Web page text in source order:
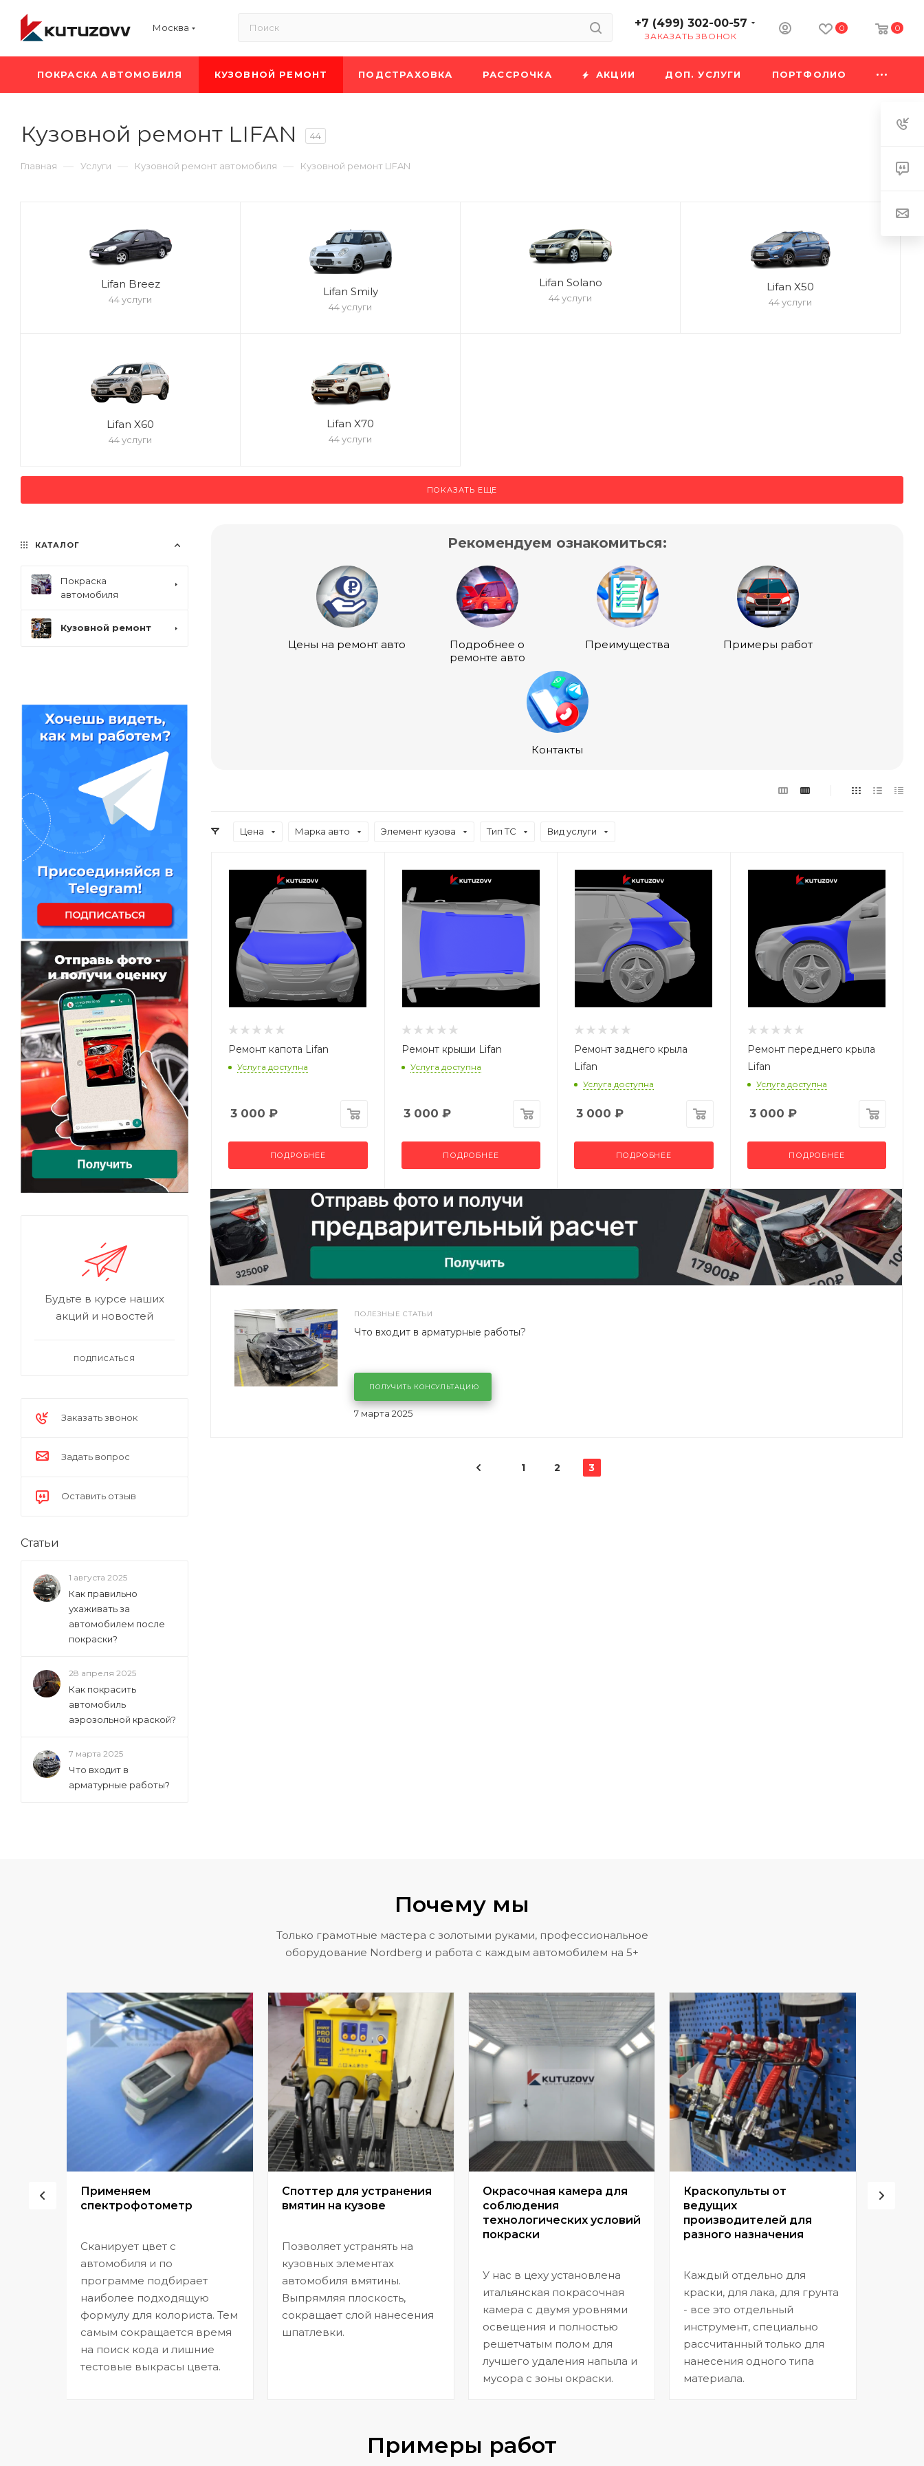
Москва +7 (499) 302-00-57
ЗАКАЗАТЬ ЗВОНОК
0 0
ПОКРАСКА АВТОМОБИЛЯ КУЗОВНОЙ РЕМОНТ ПОДСТРАХОВКА РАССРОЧКА АКЦИИ ДОП. УСЛУГИ ПОРТФОЛИО
Кузовной ремонт LIFAN 44
Главная — Услуги — Кузовной ремонт автомобиля — Кузовной ремонт LIFAN
Lifan Breez
44 услуги
Lifan Smily
44 услуги
Lifan Solano
44 услуги
Lifan X50
44 услуги
Lifan X60
44 услуги
Lifan X70
44 услуги
ПОКАЗАТЬ ЕЩЕ
Рекомендуем ознакомиться:
Цены на ремонт авто
Подробнее о
ремонте авто
Преимущества Примеры работ
Контакты
Цена Марка авто Элемент кузова Тип ТС Вид услуги
Ремонт капота Lifan
Услуга доступна
3 000 ₽
ПОДРОБНЕЕ
Ремонт крыши Lifan
Услуга доступна
3 000 ₽
ПОДРОБНЕЕ
Ремонт заднего крыла
Lifan
Услуга доступна
3 000 ₽
ПОДРОБНЕЕ
Ремонт переднего крыла
Lifan
Услуга доступна
3 000 ₽
ПОДРОБНЕЕ
ПОЛЕЗНЫЕ СТАТЬИ
7 марта 2025
Что входит в арматурные работы?
ПОЛУЧИТЬ КОНСУЛЬТАЦИЮ
1 2 3
КАТАЛОГ
Покраска
автомобиля
Кузовной ремонт
Будьте в курсе наших
акций и новостей
ПОДПИСАТЬСЯ
Заказать звонок
Задать вопрос
Оставить отзыв
Статьи
1 августа 2025
Как правильно
ухаживать за
автомобилем после
покраски?
28 апреля 2025
Как покрасить
автомобиль
аэрозольной краской?
7 марта 2025
Что входит в
арматурные работы?
Почему мы
Только грамотные мастера с золотыми руками, профессиональное
оборудование Nordberg и работа с каждым автомобилем на 5+
Применяем
спектрофотометр
Сканирует цвет с
автомобиля и по
программе подбирает
наиболее подходящую
формулу для колориста. Тем
самым сокращается время
на поиск кода и лишние
тестовые выкрасы цвета.
Споттер для устранения
вмятин на кузове
Позволяет устранять на
кузовных элементах
автомобиля вмятины.
Выпрямляя плоскость,
сокращает слой нанесения
шпатлевки.
Окрасочная камера для
соблюдения
технологических условий
покраски
У нас в цеху установлена
итальянская покрасочная
камера с двумя уровнями
освещения и полностью
решетчатым полом для
лучшего удаления напыла и
мусора с зоны окраски.
Краскопульты от
ведущих
производителей для
разного назначения
Каждый отдельно для
краски, для лака, для грунта
- все это отдельный
инструмент, специально
рассчитанный только для
нанесения одного типа
материала.
Примеры работ